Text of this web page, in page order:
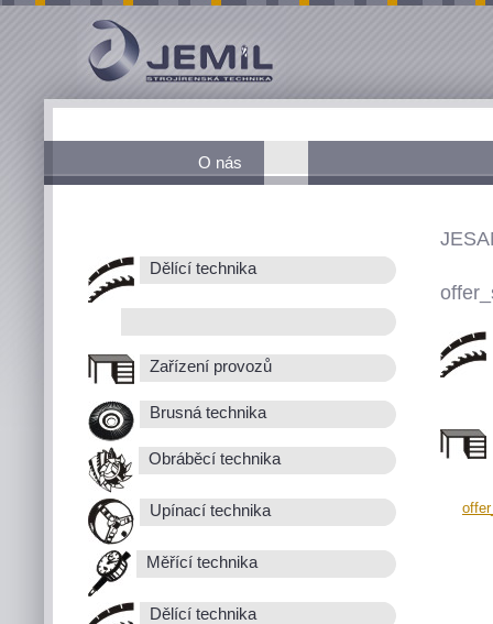
O nás
Dělící technika
Zařízení provozů
Brusná technika
Obráběcí technika
Upínací technika
Měřící technika
Dělící technika